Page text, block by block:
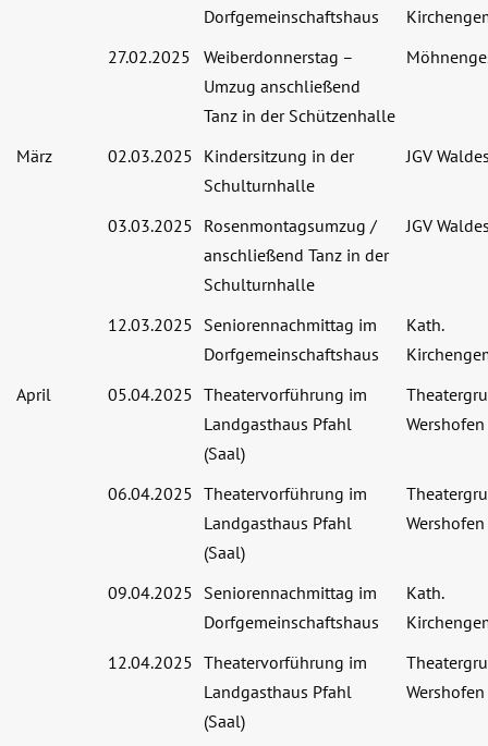
Dorfgemeinschaftshaus
27.02.2025
Weiberdonnerstag –
Umzug anschließend
Tanz in der Schützenhalle
März 02.03.2025 Kindersitzung in der
Schulturnhalle
JGV
03.03.2025 Rosenmontagsumzug /
anschließend Tanz in der
Schulturnhalle
JGV
12.03.2025 Seniorennachmittag im
Dorfgemeinschaftshaus
Kath.
April
05.04.2025 Theatervorführung im
Landgasthaus Pfahl
(Saal)
Wershofen
06.04.2025 Theatervorführung im
Landgasthaus Pfahl
(Saal)
Wershofen
09.04.2025 Seniorennachmittag im
Dorfgemeinschaftshaus
Kath.
12.04.2025 Theatervorführung im
Landgasthaus Pfahl
(Saal)
Wershofen